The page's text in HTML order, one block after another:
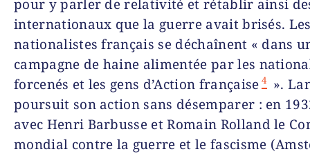
pour y parler de relativité et rétablir ainsi
internatio­naux que la guerre avait brisés.
nationalistes français se déchaînent « dans
campagne de hai­ne alimentée par les
forcenés et les gens d’Action française 4
».
poursuit son action sans désemparer : en
avec Henri Barbusse et Romain Rolland le
mondial contre la guerre et le fascisme